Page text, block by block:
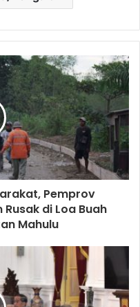
Pemprov
di Loa Buah
Mahulu